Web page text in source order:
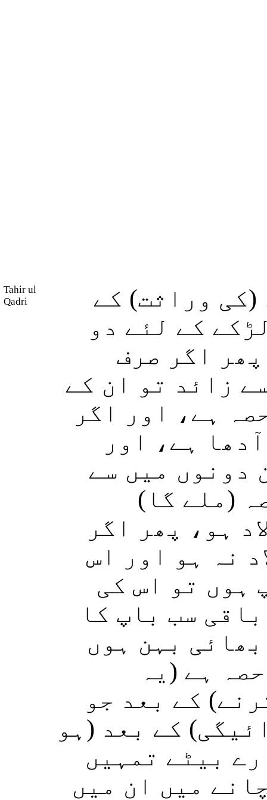
Tahir ul
Qadri
(کی وراثت) کے
کے لئے دو
اگر صرف
زائد تو ان کے
ہے، اور اگر
ہے، اور
دونوں میں سے
(ملے گا)
ہو، پھر اگر
نہ ہو اور اس
ہوں تو اس کی
سب باپ کا
بہن ہوں
ہے (یہ
کے بعد جو
کے بعد (ہو
بیٹے تمہیں
میں ان میں